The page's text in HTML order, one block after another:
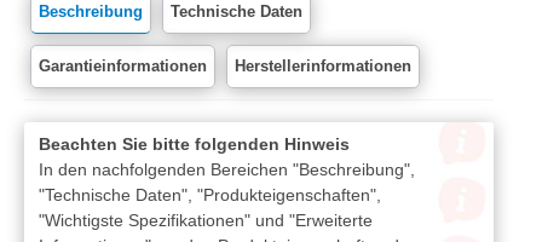
Beschreibung Technische Daten
Garantieinformationen Herstellerinformationen
Beachten Sie bitte folgenden Hinweis
In den nachfolgenden Bereichen "Beschreibung",
"Technische Daten", "Produkteigenschaften",
"Wichtigste Spezifikationen" und "Erweiterte